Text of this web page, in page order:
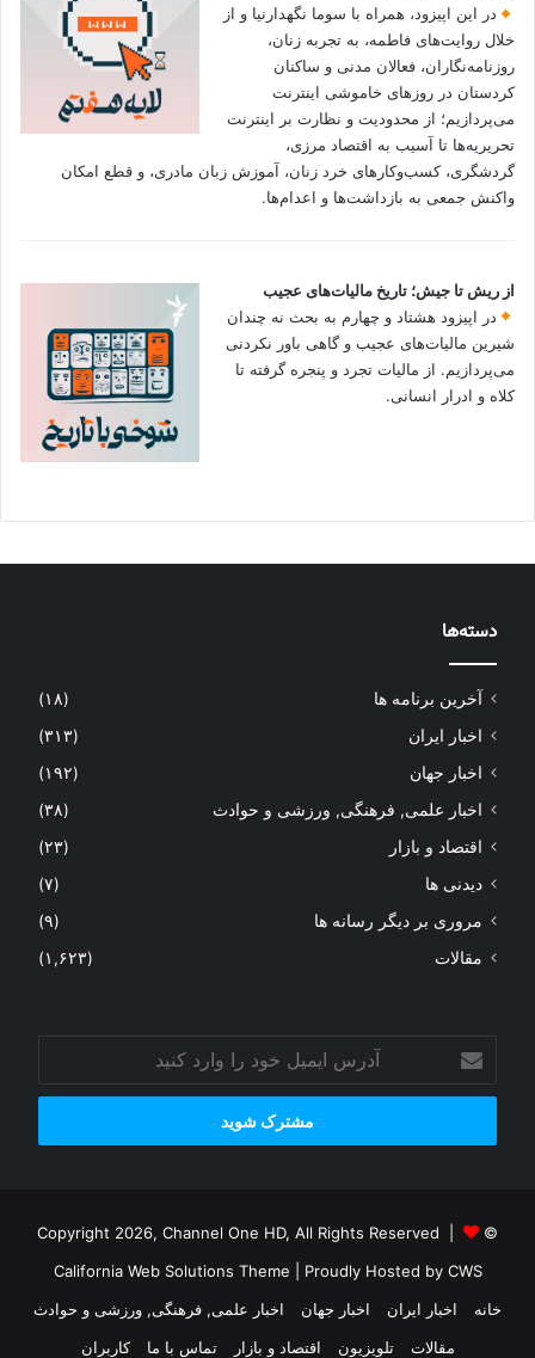
در این اپیزود، همراه با سوما نگهدارنیا و از
خلال روایت‌های فاطمه، به تجربه زنان،
روزنامه‌نگاران، فعالان مدنی و ساکنان
کردستان در روزهای خاموشی اینترنت
می‌پردازیم؛ از محدودیت و نظارت بر اینترنت
تحریریه‌ها تا آسیب به اقتصاد مرزی،
گردشگری، کسب‌وکارهای خرد زنان، آموزش زبان مادری، و قطع امکان
واکنش جمعی به بازداشت‌ها و اعدام‌ها.
از ریش تا جیش؛ تاریخ مالیات‌های عجیب
در اپیزود هشتاد و چهارم به بحث نه چندان
شیرین مالیات‌های عجیب و گاهی باور نکردنی‌
می‌پردازیم. از مالیات تجرد و پنجره گرفته تا
کلاه و ادرار انسانی.
دسته‌ها
آخرین برنامه ها
(۱۸)
اخبار ایران
(۳۱۳)
اخبار جهان
(۱۹۲)
اخبار علمی, فرهنگی, ورزشی و حوادث
(۳۸)
اقتصاد و بازار
(۲۳)
دیدنی ها
(۷)
مروری بر دیگر رسانه ها
(۹)
مقالات
(۱,۶۲۳)
آدرس
ایمیل
خود
وارد
© Copyright 2026, Channel One HD, All Rights Reserved |
California Web Solutions Theme | Proudly Hosted by CWS
خانه
اخبار ایران اخبار جهان
اخبار علمی, فرهنگی, ورزشی و حوادث
مقالات
تلویزیون اقتصاد و بازار تماس با ما کاربران